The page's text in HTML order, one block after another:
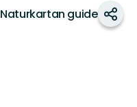
Naturkartan guide Dela